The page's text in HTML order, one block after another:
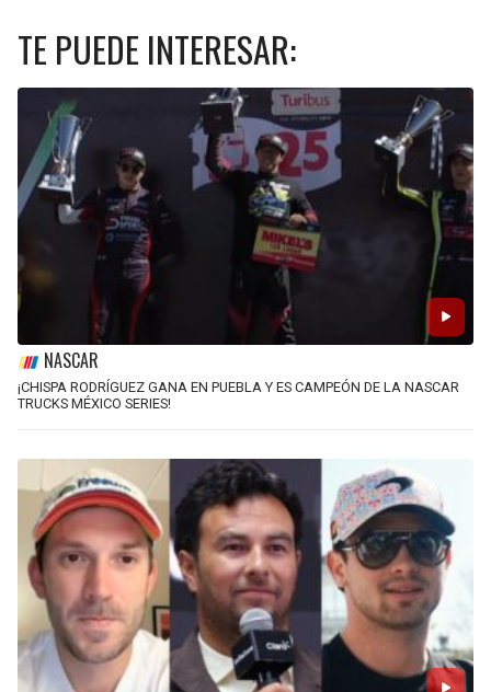
TE PUEDE INTERESAR:
NASCAR
¡CHISPA RODRÍGUEZ GANA EN PUEBLA Y ES CAMPEÓN DE LA NASCAR
TRUCKS MÉXICO SERIES!